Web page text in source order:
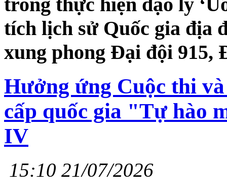
tích lịch sử Quốc gia địa
xung phong Đại đội 915,
Hưởng ứng Cuộc thi
cấp quốc gia "Tự hào
IV
15:10 21/07/2026